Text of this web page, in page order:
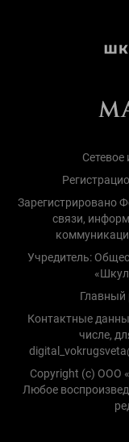
Сетевое
Зарегистрировано
связи,
Учредитель:
Главный
Контактные
числе,
Copyright (с) ООО
Любое